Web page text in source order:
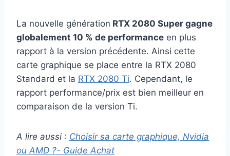
La nouvelle génération RTX 2080 Super gagne
globalement 10 % de performance en plus
rapport à la version précédente. Ainsi cette
carte graphique se place entre la RTX 2080
Standard et la RTX 2080 Ti. Cependant, le
rapport performance/prix est bien meilleur en
comparaison de la version Ti.
A lire aussi : Choisir sa carte graphique, Nvidia
ou AMD ?- Guide Achat